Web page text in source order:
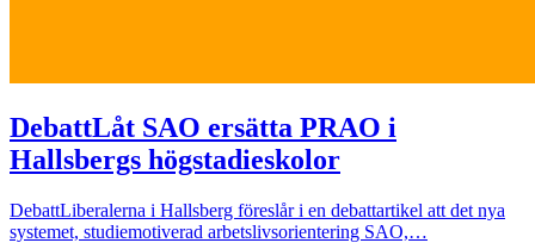
DebattLåt SAO ersätta PRAO i
Hallsbergs högstadieskolor
DebattLiberalerna i Hallsberg föreslår i en debattartikel att det nya
systemet, studiemotiverad arbetslivsorientering SAO,…